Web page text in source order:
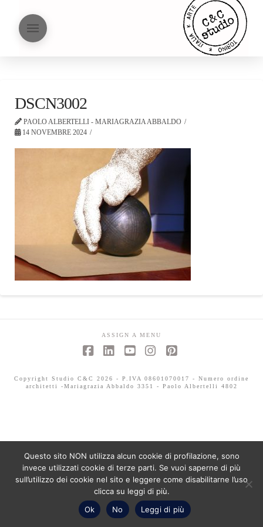
DSCN3002
PAOLO ALBERTELLI - MARIAGRAZIA ABBALDO
14 NOVEMBRE 2024
ASSIGN A MENU
Copyright Studio C&C 2026 - P.IVA 08601070017 - Numero ordine
architetti -Mariagrazia Abbaldo 3351 - Paolo Albertelli 4802
Questo sito NON utilizza alcun cookie di profilazione, sono
invece utilizzati cookie di terze parti. Se vuoi saperne di più
sull’utilizzo dei cookie nel sito e leggere come disabilitarne l’uso
clicca su leggi di più.
Ok
No Leggi di più